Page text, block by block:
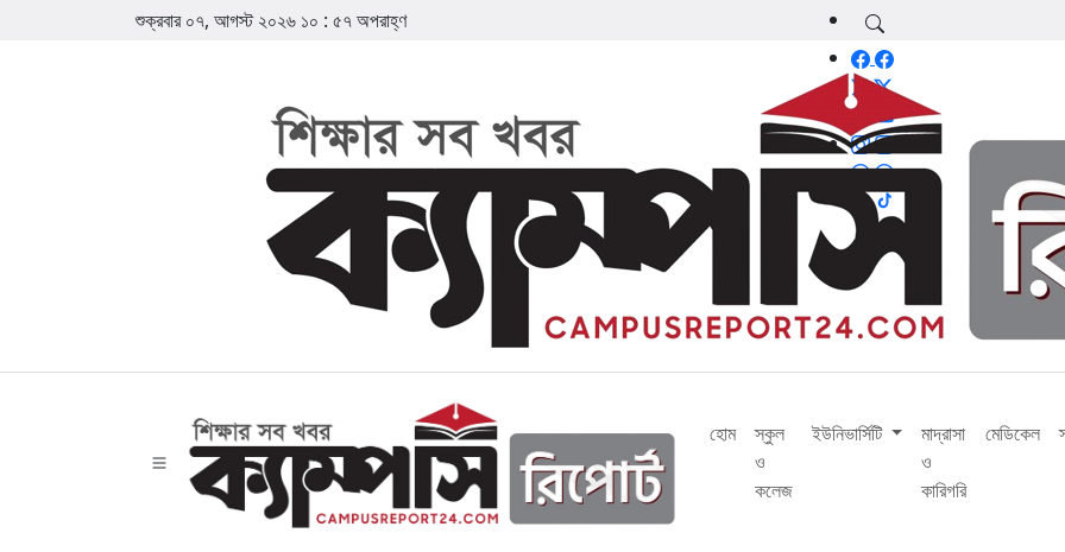
শুক্রবার ০৭, আগস্ট ২০২৬ ১০ : ৫৭অপরাহ্ণ
হোম
স্কুল
ও
কলেজ
ইউনিভার্সিটি
মাদ্রাসা
ও
কারিগরি
মেডিকেল